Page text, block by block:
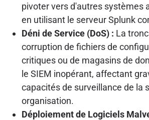
pivoter vers d'autres systèmes
en utilisant le serveur Splunk
Déni de Service (DoS) : La
corruption de fichiers de
critiques ou de magasins de
le SIEM inopérant, affectant
capacités de surveillance de la
organisation.
Déploiement de Logiciels